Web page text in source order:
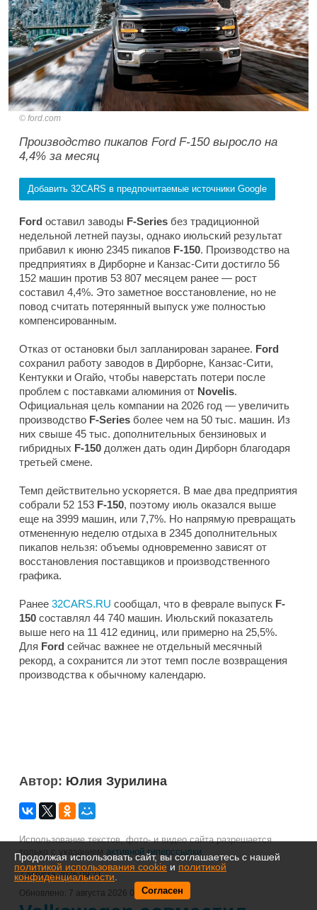
ford.com
Производство пикапов Ford F-150 выросло на
4,4% за месяц
Добавить 32CARS в предпочитаемые источники Google
Ford оставил заводы F-Series без традиционной
недельной летней паузы, однако июльский результат
прибавил к июню 2345 пикапов F-150. Производство на
предприятиях в Дирборне и Канзас-Сити достигло 56
152 машин против 53 807 месяцем ранее — рост
составил 4,4%. Это заметное восстановление, но не
повод считать потерянный выпуск уже полностью
компенсированным.
Отказ от остановки был запланирован заранее. Ford
сохранил работу заводов в Дирборне, Канзас-Сити,
Кентукки и Огайо, чтобы наверстать потери после
проблем с поставками алюминия от Novelis.
Официальная цель компании на 2026 год — увеличить
производство F-Series более чем на 50 тыс. машин. Из
них свыше 45 тыс. дополнительных бензиновых и
гибридных F-150 должен дать один Дирборн благодаря
третьей смене.
Темп действительно ускоряется. В мае два предприятия
собрали 52 153 F-150, поэтому июль оказался выше
еще на 3999 машин, или 7,7%. Но напрямую превращать
отмененную неделю отдыха в 2345 дополнительных
пикапов нельзя: объемы одновременно зависят от
восстановления поставщиков и производственного
графика.
Ранее 32CARS.RU сообщал, что в феврале выпуск F-
150 составлял 44 740 машин. Июльский показатель
выше него на 11 412 единиц, или примерно на 25,5%.
Для Ford сейчас важнее не отдельный месячный
рекорд, а сохранится ли этот темп после возвращения
производства к обычному календарю.
Автор: Юлия Зурилина
Использование текстов, фото- и видео сайта разрешается
только с указанием активной гиперссылки
7 августа 2026 09:21
Обновлено: 7 августа 2026 09:22
Продолжая использовать сайт, вы соглашаетесь с нашей
политикой использования cookie и политикой
конфиденциальности
Согласен